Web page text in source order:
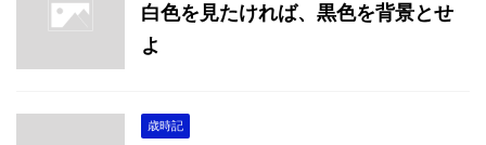
白色を見たければ、黒色を背景とせ
よ
歳時記